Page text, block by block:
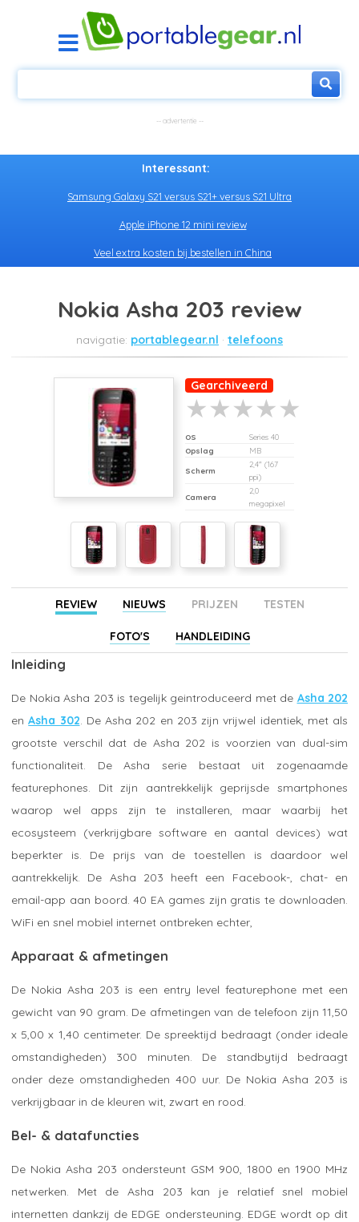
Interessant:
Samsung Galaxy S21 versus S21+ versus S21 Ultra
Apple iPhone 12 mini review
Veel extra kosten bij bestellen in China
Nokia Asha 203 review
portablegear.nl telefoons
Gearchiveerd
OS
Series 40
Opslag
MB
Scherm
2,4" (167
ppi)
Camera
2,0
megapixel
REVIEW NIEUWS PRIJZEN TESTEN
FOTO'S HANDLEIDING
Inleiding
De Nokia Asha 203 is tegelijk geintroduceerd met de Asha 202
enAsha 302 . De Asha 202 en 203 zijn vrijwel identiek, met als
grootste verschil dat de Asha 202 is voorzien van dual-sim
functionaliteit. De Asha serie bestaat uit zogenaamde
featurephones. Dit zijn aantrekkelijk geprijsde smartphones
waarop wel apps zijn te installeren, maar waarbij het
ecosysteem (verkrijgbare software en aantal devices) wat
beperkter is. De prijs van de toestellen is daardoor wel
aantrekkelijk. De Asha 203 heeft een Facebook-, chat- en
email-app aan boord. 40 EA games zijn gratis te downloaden.
WiFi en snel mobiel internet ontbreken echter,
Apparaat & afmetingen
De Nokia Asha 203 is een entry level featurephone met een
gewicht van 90 gram. De afmetingen van de telefoon zijn 11,50
x 5,00 x 1,40 centimeter. De spreektijd bedraagt (onder ideale
omstandigheden) 300 minuten. De standbytijd bedraagt
onder deze omstandigheden 400 uur. De Nokia Asha 203 is
verkrijgbaar in de kleuren wit, zwart en rood.
Bel- & datafuncties
De Nokia Asha 203 ondersteunt GSM 900, 1800 en 1900 MHz
netwerken. Met de Asha 203 kan je relatief snel mobiel
internetten dankzij de EDGE ondersteuning. EDGE wordt op dit